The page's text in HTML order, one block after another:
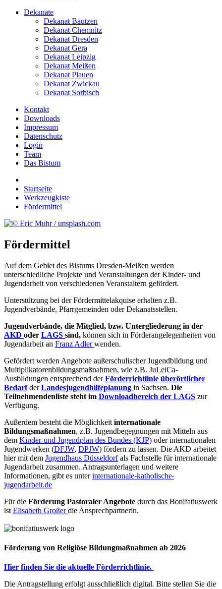
Dekanate
Dekanat Bautzen
Dekanat Chemnitz
Dekanat Dresden
Dekanat Gera
Dekanat Leipzig
Dekanat Meißen
Dekanat Plauen
Dekanat Zwickau
Dekanat Sorbisch
Kontakt
Downloads
Impressum
Datenschutz
Login
Team
Das Bistum
Startseite
Werkzeugkiste
Fördermittel
Fördermittel
Auf dem Gebiet des Bistums Dresden-Meißen werden
unterschiedliche Projekte und Veranstaltungen der Kinder- und
Jugendarbeit von verschiedenen Veranstaltern gefördert.
Unterstützung bei der Fördermittelakquise erhalten z.B.
Jugendverbände, Pfarrgemeinden oder Dekanatsstellen.
Jugendverbände, die Mitglied, bzw. Untergliederung in der
AKD oder LAGS sind, können sich in Förderangelegenheiten von
Jugendarbeit an Franz Adlerwenden.
Gefördert werden Angebote außerschulischer Jugendbildung und
Multiplikatorenbildungsmaßnahmen, wie z.B. JuLeiCa-
Ausbildungen entsprechend derFörderrichtlinie überörtlicher
BedarfderLandesjugendhilfeplanung in Sachsen. Die
Teilnehmendenliste steht im Downloadbereich der LAGS zur
Verfügung.
Außerdem besteht die Möglichkeit internationale
Bildungsmaßnahmen, z.B. Jugendbegegnungen mit Mitteln aus
dem Kinder-und Jugendplan des Bundes (KJP) oder internationalen
Jugendwerken (DFJW, DPJW) fördern zu lassen. Die AKD arbeitet
hier mit dem Jugendhaus Düsseldorfals Fachstelle für internationale
Jugendarbeit zusammen. Antragsunterlagen und weitere
Informationen, gibt es unterinternationale-katholische-
jugendarbeit.de
Für die Förderung Pastoraler Angebote durch das Bonifatiuswerk
ist Elisabeth Großerdie Ansprechpartnerin.
Förderung von Religiöse Bildungmaßnahmen ab 2026
Hier finden Sie die aktuelle Förderrichtlinie.
Die Antragstellung erfolgt ausschließlich digital. Bitte stellen Sie die